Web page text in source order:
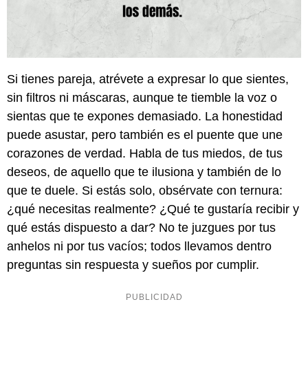
Si tienes pareja, atrévete a expresar lo que sientes,
sin filtros ni máscaras, aunque te tiemble la voz o
sientas que te expones demasiado. La honestidad
puede asustar, pero también es el puente que une
corazones de verdad. Habla de tus miedos, de tus
deseos, de aquello que te ilusiona y también de lo
que te duele. Si estás solo, obsérvate con ternura:
¿qué necesitas realmente? ¿Qué te gustaría recibir y
qué estás dispuesto a dar? No te juzgues por tus
anhelos ni por tus vacíos; todos llevamos dentro
preguntas sin respuesta y sueños por cumplir.